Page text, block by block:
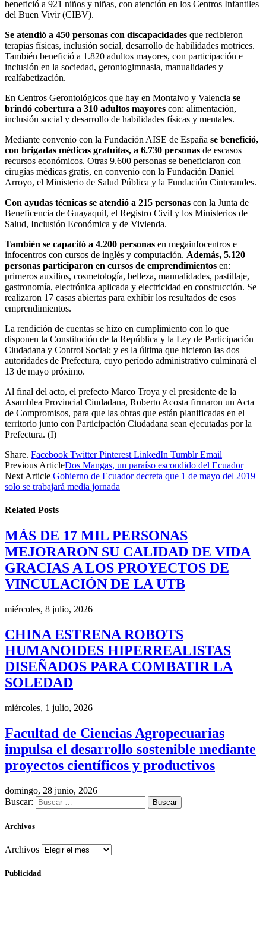
benefició a 921 niños y niñas, con atención en los Centros Infantiles
del Buen Vivir (CIBV).
Se atendió a 450 personas con discapacidades que recibieron
terapias físicas, inclusión social, desarrollo de habilidades motrices.
También benefició a 1.820 adultos mayores, con participación e
inclusión en la sociedad, gerontogimnasia, manualidades y
realfabetización.
En Centros Gerontológicos que hay en Montalvo y Valencia se
brindó cobertura a 310 adultos mayores con: alimentación,
inclusión social y desarrollo de habilidades físicas y mentales.
Mediante convenio con la Fundación AISE de España se benefició,
con brigadas médicas gratuitas, a 6.730 personas de escasos
recursos económicos. Otras 9.600 personas se beneficiaron con
cirugías médicas gratis, en convenio con la Fundación Daniel
Arroyo, el Ministerio de Salud Pública y la Fundación Cinterandes.
Con ayudas técnicas se atendió a 215 personas con la Junta de
Beneficencia de Guayaquil, el Registro Civil y los Ministerios de
Salud, Inclusión Económica y de Vivienda.
También se capacitó a 4.200 personas en megainfocentros e
infocentros con cursos de inglés y computación. Además, 5.120
personas participaron en cursos de emprendimientos en:
primeros auxilios, cosmetología, belleza, manualidades, pastillaje,
gastronomía, electrónica aplicada y electricidad en construcción. Se
realizaron 17 casas abiertas para exhibir los resultados de esos
emprendimientos.
La rendición de cuentas se hizo en cumplimiento con lo que
disponen la Constitución de la República y la Ley de Participación
Ciudadana y Control Social; y es la última que hicieron las dos
autoridades de Prefectura, cuyo período administrativo culminará el
13 de mayo próximo.
Al final del acto, el prefecto Marco Troya y el presidente de la
Asamblea Provincial Ciudadana, Roberto Acosta firmaron un Acta
de Compromisos, para que las obras que están planificadas en el
territorio junto con Participación Ciudadana sean ejecutadas por la
Prefectura. (I)
Share. Facebook Twitter Pinterest LinkedIn Tumblr Email
Previous ArticleDos Mangas, un paraíso escondido del Ecuador
Next Article Gobierno de Ecuador decreta que 1 de mayo del 2019
solo se trabajará media jornada
Related Posts
MÁS DE 17 MIL PERSONAS
MEJORARON SU CALIDAD DE VIDA
GRACIAS A LOS PROYECTOS DE
VINCULACIÓN DE LA UTB
miércoles, 8 julio, 2026
CHINA ESTRENA ROBOTS
HUMANOIDES HIPERREALISTAS
DISEÑADOS PARA COMBATIR LA
SOLEDAD
miércoles, 1 julio, 2026
Facultad de Ciencias Agropecuarias
impulsa el desarrollo sostenible mediante
proyectos científicos y productivos
domingo, 28 junio, 2026
Buscar:
Archivos
Archivos
Publicidad